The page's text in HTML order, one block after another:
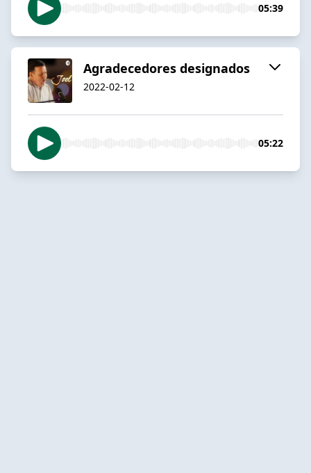
05:39
Agradecedores designados
2022-02-12
05:22